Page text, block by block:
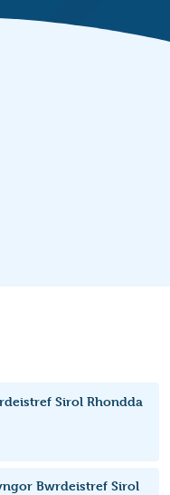
Sirol Rhondda
Bwrdeistref Sirol